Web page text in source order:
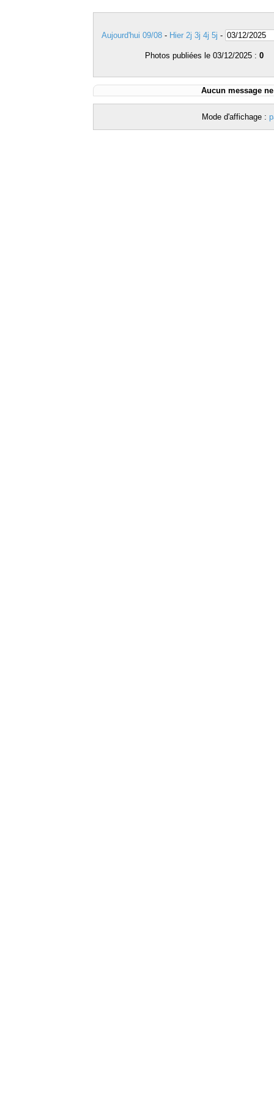
Aujourd'hui 09/08 - Hier 2j 3j 4j 5j -
Photos publiées le 03/12/2025 : 0
Aucun message
Mode d'affichage :